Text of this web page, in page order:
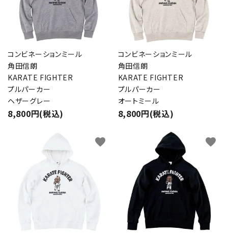
コンビネーションミール
角田信朗
KARATE FIGHTER
プルパーカー
ヘザーグレー
8,800円(税込)
コンビネーションミール
角田信朗
KARATE FIGHTER
プルパーカー
オートミール
8,800円(税込)
favorite favorite
キーワード
カテゴリー